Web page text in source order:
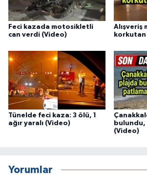
Feci kazada motosikletli
can verdi (Video)
Alışveriş
korkutan
Tünelde feci kaza: 3 ölü, 1
ağır yaralı (Video)
bulundu,
(Video)
Yorumlar